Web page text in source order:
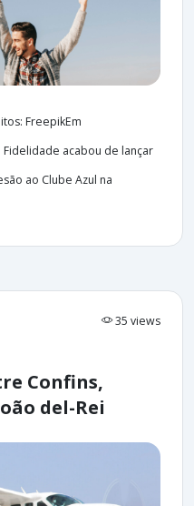
FreepikEm
Fidelidade acabou de lançar
ao Clube Azul na
35 views
Confins,
del-Rei